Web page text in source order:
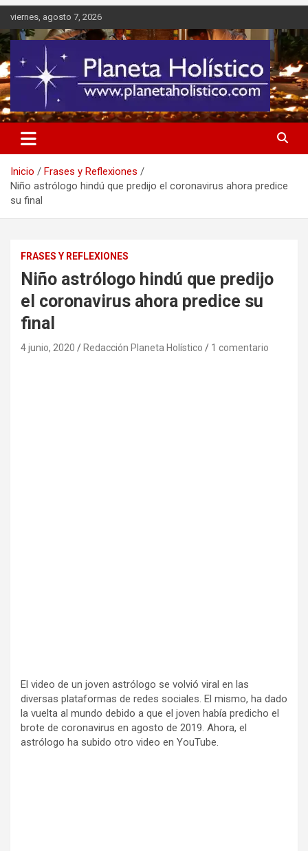
Saltar
contenido
viernes, agosto 7, 2026
Planeta Holístico
Difusión de espiritualidad, terapias alternativas holísticas, cursos,
talleres y seminarios
Inicio
Frases y Reflexiones
Niño astrólogo hindú que predijo el coronavirus ahora predice
su final
FRASES Y REFLEXIONES
Niño astrólogo hindú que predijo
el coronavirus ahora predice su
final
4 junio, 2020 Redacción Planeta Holístico 1 comentario
El video de un joven astrólogo se volvió viral en las
diversas plataformas de redes sociales. El mismo, ha dado
la vuelta al mundo debido a que el joven había predicho el
brote de coronavirus en agosto de 2019. Ahora, el
astrólogo ha subido otro video en YouTube.